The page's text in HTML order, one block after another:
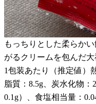
もっちりとした柔らか
がるクリームを包んだ大
1包装あたり（推定値）
脂質：8.5g、炭水化物：
0.1g）、食塩相当量：